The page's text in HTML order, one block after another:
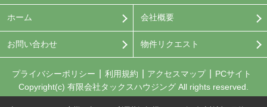
ホーム 会社概要
お問い合わせ 物件リクエスト
プライバシーポリシー 利用規約 アクセスマップ
PCサイト
Copyright(c) 有限会社タックスハウジング All rights reserved.